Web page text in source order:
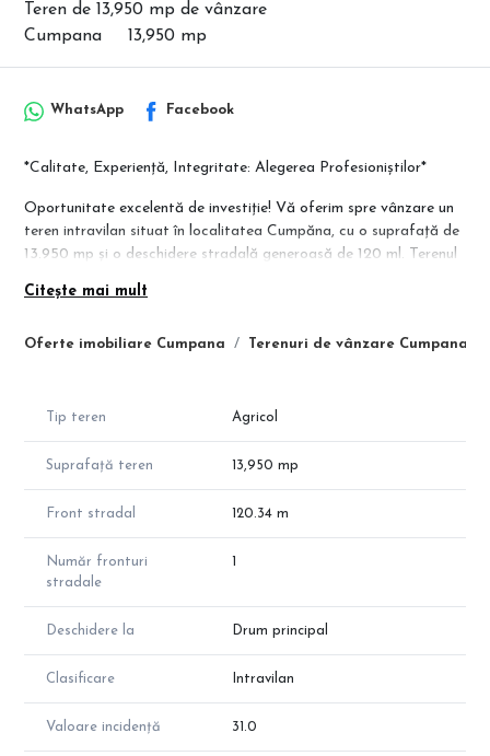
Teren de 13,950 mp de vânzare
Cumpana
13,950 mp
Oferte imobiliare Cumpana Terenuri de vânzare Cumpana
WhatsApp Facebook
*Calitate, Experiență, Integritate: Alegerea Profesioniștilor*
Oportunitate excelentă de investiție! Vă oferim spre vânzare un
teren intravilan situat în localitatea Cumpăna, cu o suprafață de
13.950 mp și o deschidere stradală generoasă de 120 ml. Terenul
în imediata apropiere, ceea ce îl face ideal pentru dezvoltarea
apropierea terenului, facilitând astfel accesul la rețelele de apă,
#Avantaje și potențial:
de amploare;
Zonă în expansiune: ideal pentru dezvoltatori imobiliari sau
Terenul poate fi achiziționat atât pentru dezvoltarea unui proiect
Pentru detalii suplimentare în legătură cu terenul, vă rugăm să
contactați!
"The future is with us"
Citește mai mult
Tip teren Agricol
Suprafață teren 13,950 mp
Front stradal 120.34 m
Număr fronturi
stradale
Deschidere la Drum principal
Clasificare Intravilan
Valoare incidență 31.0